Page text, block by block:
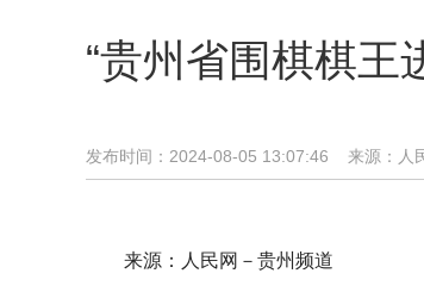
“贵州省围棋棋王
发布时间：2024-08-05 13:07:46 来源：人
来源：人民网－贵州频道